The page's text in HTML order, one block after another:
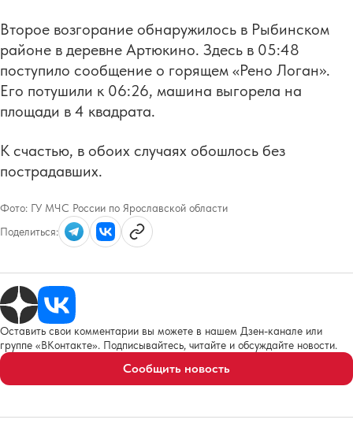
Второе возгорание обнаружилось в Рыбинском
районе в деревне Артюкино. Здесь в 05:48
поступило сообщение о горящем «Рено Логан».
Его потушили к 06:26, машина выгорела на
площади в 4 квадрата.
К счастью, в обоих случаях обошлось без
пострадавших.
Фото: ГУ МЧС России по Ярославской области
Поделиться:
Оставить свои комментарии вы можете в нашем Дзен-канале или
группе «ВКонтакте». Подписывайтесь, читайте и обсуждайте новости.
Сообщить новость